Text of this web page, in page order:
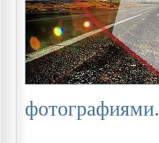
фотографиями.